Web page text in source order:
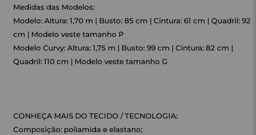
Medidas das Modelos:
Modelo: Altura: 1,70 m | Busto: 85 cm | Cintura: 61 cm | Quadril: 92
cm | Modelo veste tamanho P
Modelo Curvy: Altura: 1,75 m | Busto: 99 cm | Cintura: 82 cm |
Quadril: 110 cm | Modelo veste tamanho G
CONHEÇA MAIS DO TECIDO / TECNOLOGIA:
Composição: poliamida e elastano;